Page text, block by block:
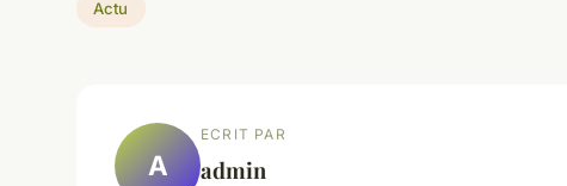
Actu
A
ECRIT PAR
admin